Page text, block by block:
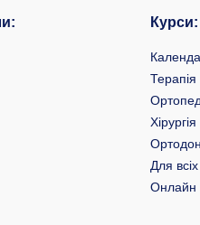
Курси:
Терапія
Хірургія
Для всіх
Онлайн